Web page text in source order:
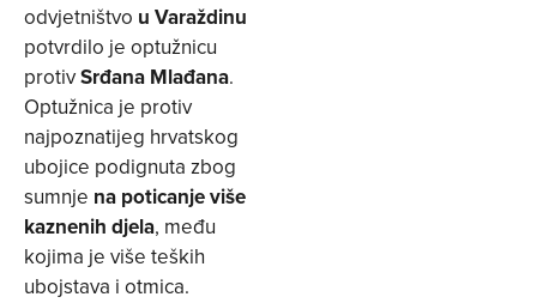
odvjetništvo u Varaždinu
potvrdilo je optužnicu
protivSrđana Mlađana.
Optužnica je protiv
najpoznatijeg hrvatskog
ubojice podignuta zbog
sumnje na poticanje više
kaznenih djela, među
kojima je više teških
ubojstava i otmica.